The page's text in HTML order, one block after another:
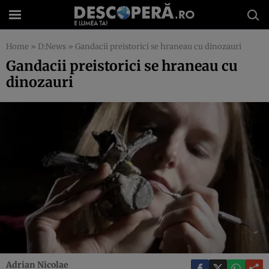
Home » D:News » Gandacii preistorici se hraneau cu dinozauri
Gandacii preistorici se hraneau cu
dinozauri
Adrian Nicolae